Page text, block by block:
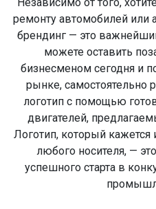
ремонту автомобилей
брендинг — это
можете оставить
бизнесменом сегодня и
рынке, самостоятельно
логотип с помощью
двигателей,
Логотип, который
любого носителя, —
успешного старта в